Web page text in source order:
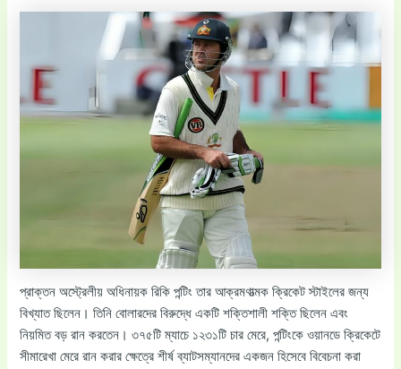
প্রাক্তন অস্ট্রেলীয় অধিনায়ক রিকি পন্টিং তার আক্রমণাত্মক ক্রিকেট স্টাইলের জন্য
বিখ্যাত ছিলেন। তিনি বোলারদের বিরুদ্ধে একটি শক্তিশালী শক্তি ছিলেন এবং
নিয়মিত বড় রান করতেন। ৩৭৫টি ম্যাচে ১২৩১টি চার মেরে, পন্টিংকে ওয়ানডে ক্রিকেটে
সীমারেখা মেরে রান করার ক্ষেত্রে শীর্ষ ব্যাটসম্যানদের একজন হিসেবে বিবেচনা করা